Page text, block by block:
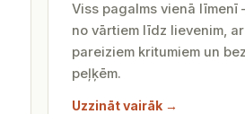
Viss pagalms vienā
no vārtiem līdz lievenim, ar
pareiziem kritumiem un bez
peļķēm.
Uzzināt vairāk →